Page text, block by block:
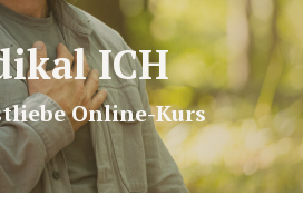
ICH
Online-Kurs